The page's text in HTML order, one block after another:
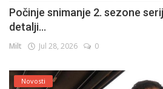
Počinje snimanje 2. sezone
detalji...
Milt Jul 28, 2026 0
Novosti